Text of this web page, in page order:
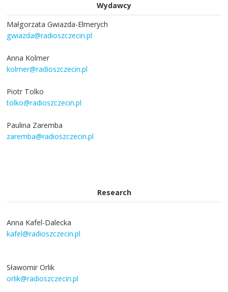
Wydawcy
Małgorzata Gwiazda-Elmerych
gwiazda@radioszczecin.pl
Anna Kolmer
kolmer@radioszczecin.pl
Piotr Tolko
tolko@radioszczecin.pl
Paulina Zaremba
zaremba@radioszczecin.pl
Research
Anna Kafel-Dalecka
kafel@radioszczecin.pl
Sławomir Orlik
orlik@radioszczecin.pl